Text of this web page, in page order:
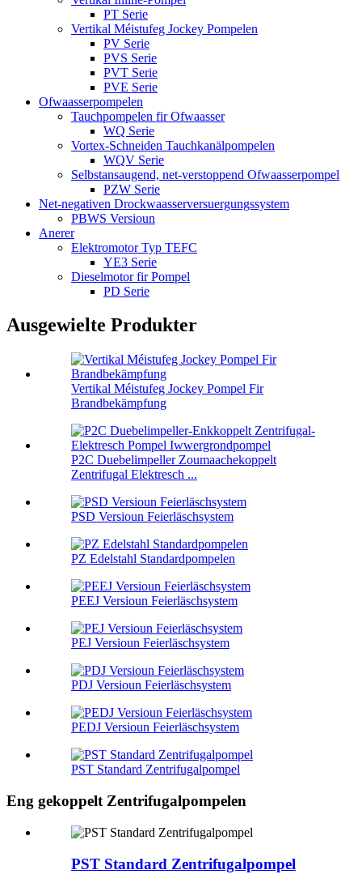
PT Serie
Vertikal Méistufeg Jockey Pompelen
PV Serie
PVS Serie
PVT Serie
PVE Serie
Ofwaasserpompelen
Tauchpompelen fir Ofwaasser
WQ Serie
Vortex-Schneiden Tauchkanälpompelen
WQV Serie
Selbstansaugend, net-verstoppend Ofwaasserpompel
PZW Serie
Net-negativen Drockwaasserversuergungssystem
PBWS Versioun
Anerer
Elektromotor Typ TEFC
YE3 Serie
Dieselmotor fir Pompel
PD Serie
Ausgewielte Produkter
Vertikal Méistufeg Jockey Pompel Fir
Brandbekämpfung
P2C Duebelimpeller Zoumaachekoppelt
Zentrifugal Elektresch ...
PSD Versioun Feierläschsystem
PZ Edelstahl Standardpompelen
PEEJ Versioun Feierläschsystem
PEJ Versioun Feierläschsystem
PDJ Versioun Feierläschsystem
PEDJ Versioun Feierläschsystem
PST Standard Zentrifugalpompel
Eng gekoppelt Zentrifugalpompelen
PST Standard Zentrifugalpompel